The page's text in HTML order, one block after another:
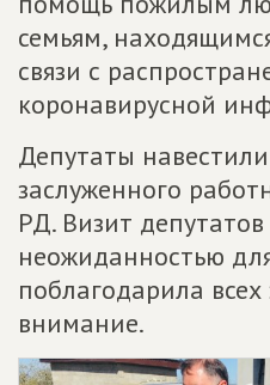
семьям,
связи с
коронавирусной
Депутаты
заслуженного
РД. Визит
неожиданностью
поблагодарила
внимание.